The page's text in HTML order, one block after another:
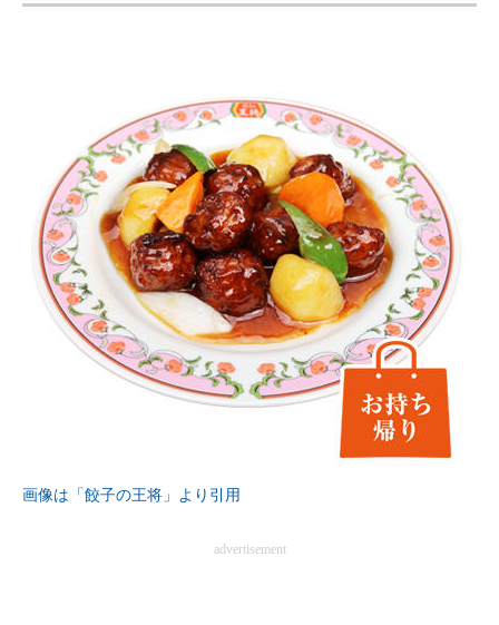
画像は「餃子の王将」より引用
advertisement